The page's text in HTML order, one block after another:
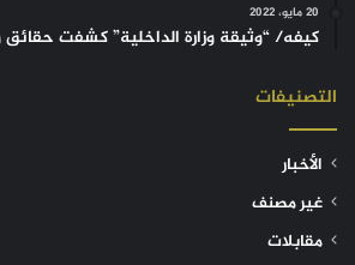
20 مايو، 2022
كيفه/ “وثيقة وزارة الداخلية” كشفت
التصنيفات
الأخبار
غير مصنف
مقابلات